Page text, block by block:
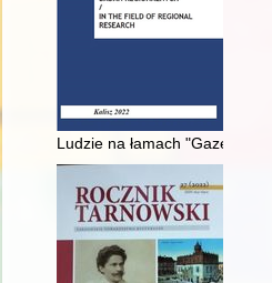
Ludzie na łamach "Gazety